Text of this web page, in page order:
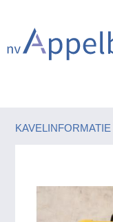
KAVELINFORMATIE